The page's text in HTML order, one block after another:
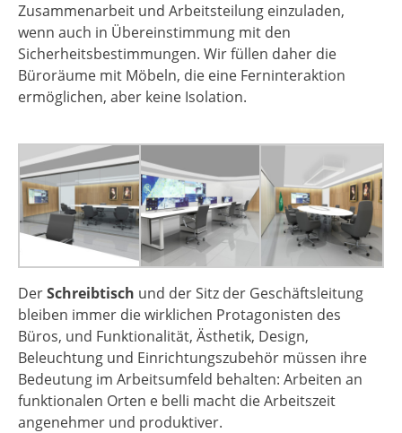
Zusammenarbeit und Arbeitsteilung einzuladen,
wenn auch in Übereinstimmung mit den
Sicherheitsbestimmungen. Wir füllen daher die
Büroräume mit Möbeln, die eine Ferninteraktion
ermöglichen, aber keine Isolation.
DerSchreibtisch und der Sitz der Geschäftsleitung
bleiben immer die wirklichen Protagonisten des
Büros, und Funktionalität, Ästhetik, Design,
Beleuchtung und Einrichtungszubehör müssen ihre
Bedeutung im Arbeitsumfeld behalten: Arbeiten an
funktionalen Orten e belli macht die Arbeitszeit
angenehmer und produktiver.